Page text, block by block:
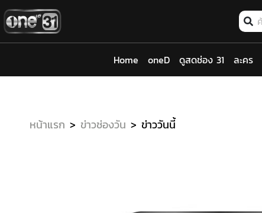
Home oneD ดูสดช่อง 31 ละคร
หน้าแรก ข่าวช่องวัน ข่าววันนี้